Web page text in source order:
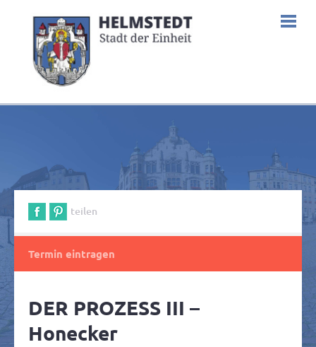
teilen
Termin eintragen
DER PROZESS III –
Honecker